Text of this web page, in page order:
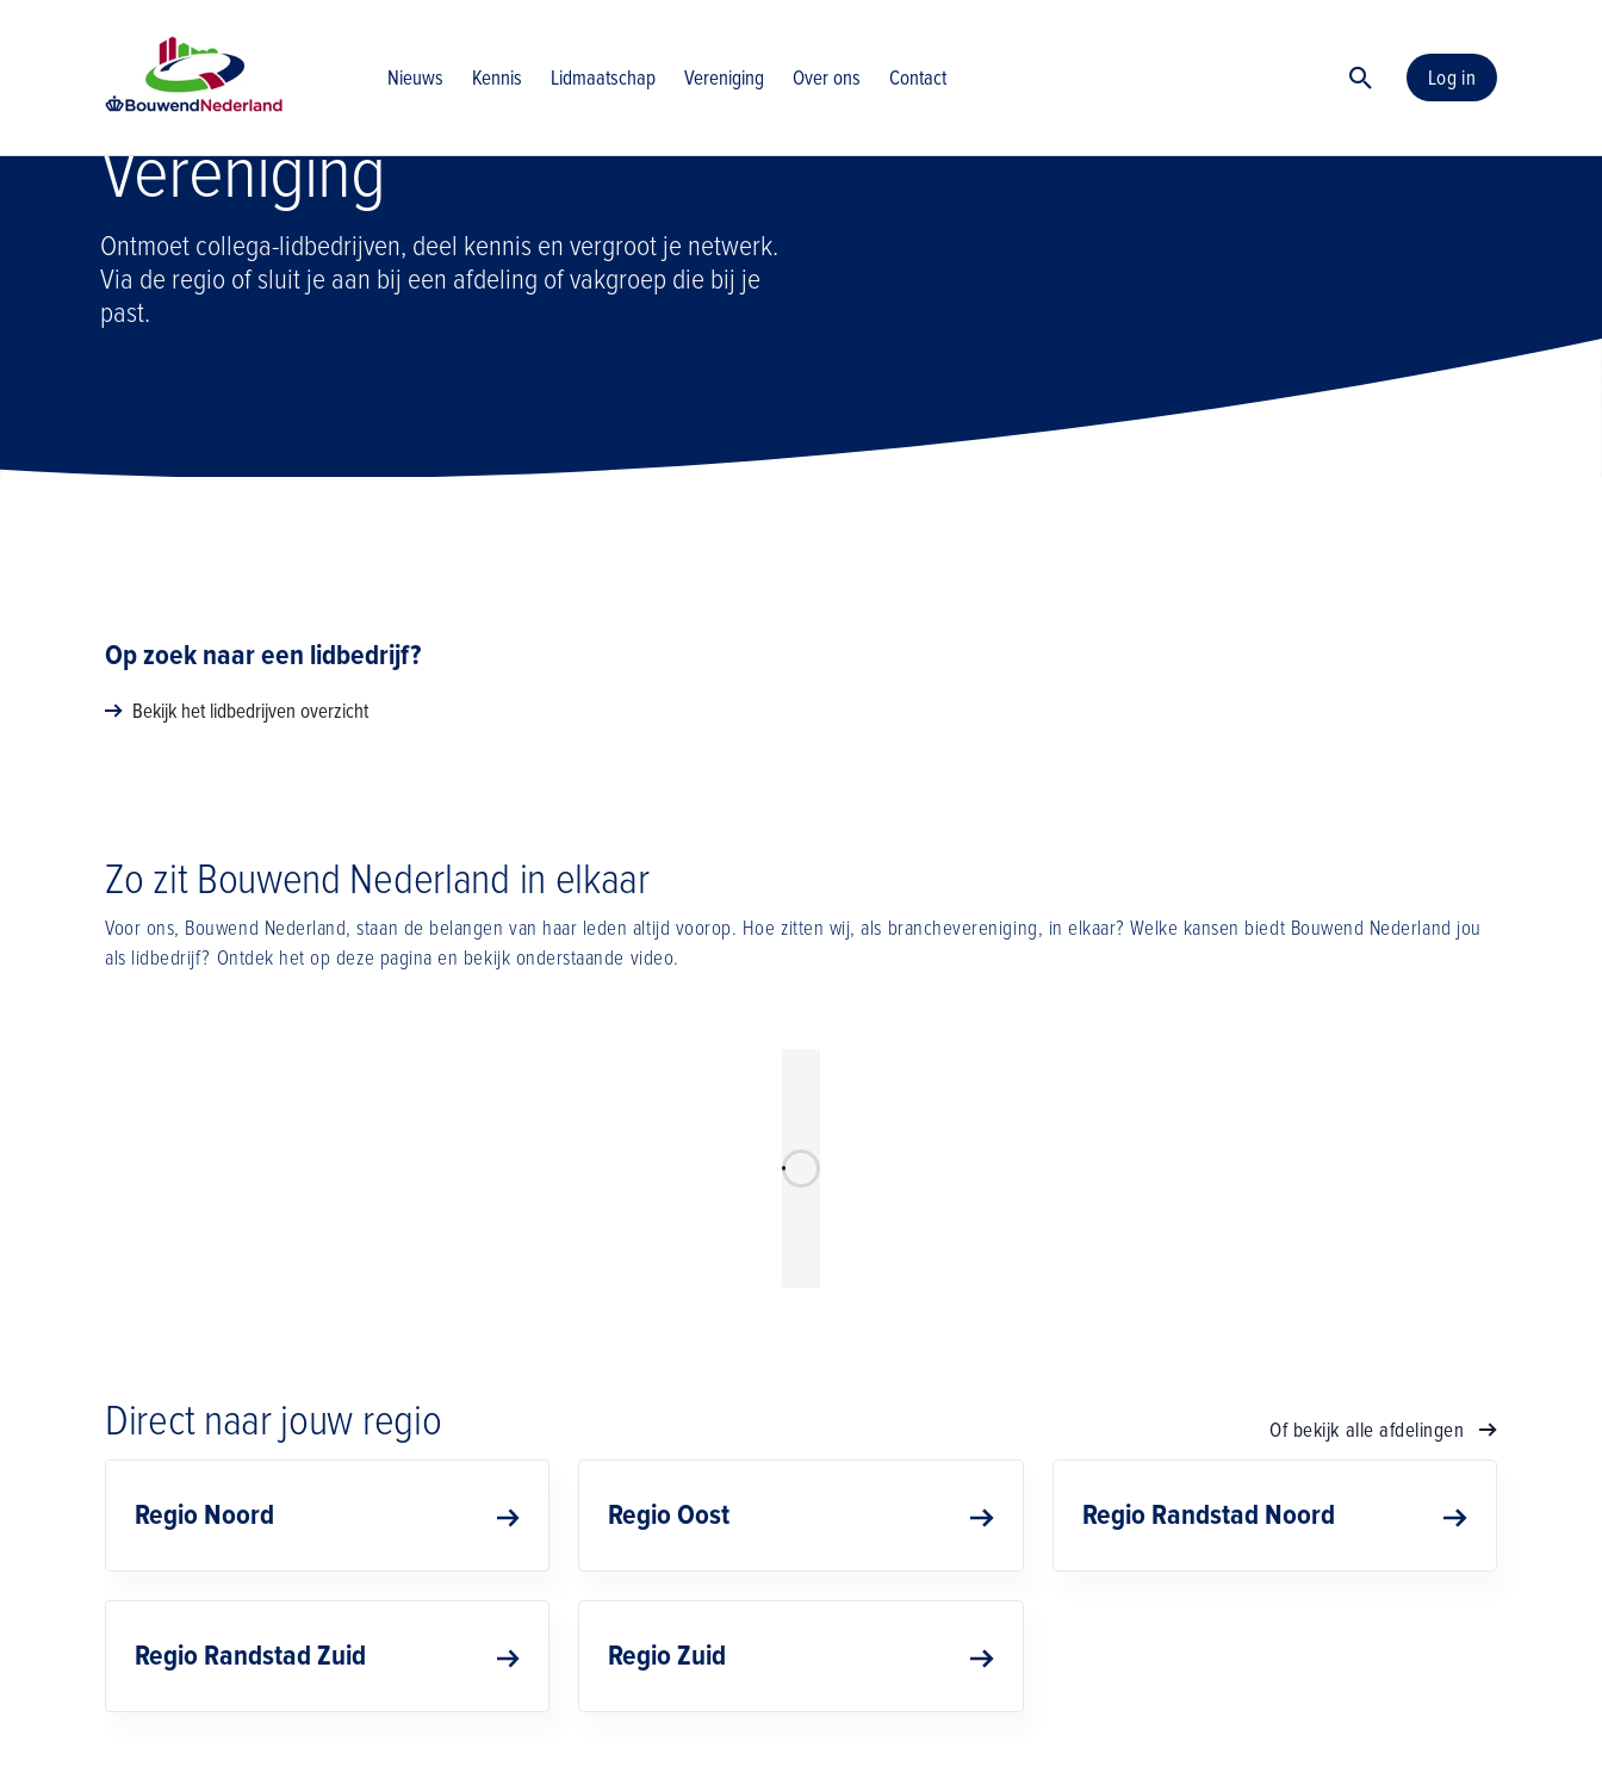
Nieuws Kennis Lidmaatschap Vereniging Over ons Contact Log in
Vereniging
Vereniging
Ontmoet collega-lidbedrijven, deel kennis en vergroot je netwerk.
Via de regio of sluit je aan bij een afdeling of vakgroep die bij je
past.
Op zoek naar een lidbedrijf?
Bekijk het lidbedrijven overzicht
Zo zit Bouwend Nederland in elkaar
Voor ons, Bouwend Nederland, staan de belangen van haar leden altijd voorop. Hoe zitten wij, als branchevereniging, in elkaar? Welke kansen biedt Bouwend Nederland jou
als lidbedrijf? Ontdek het op deze pagina en bekijk onderstaande video.
Direct naar jouw regio Of bekijk alle afdelingen
Regio Noord Regio Oost Regio Randstad Noord
Regio Randstad Zuid Regio Zuid